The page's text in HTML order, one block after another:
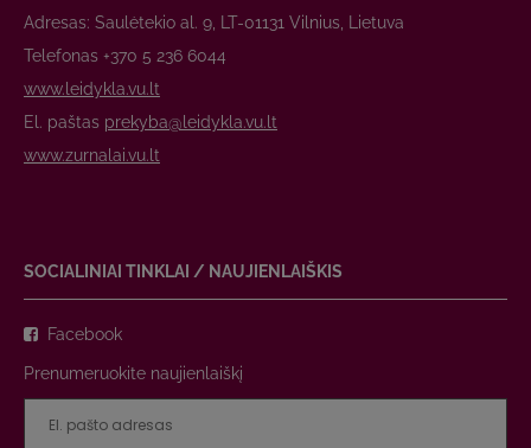
Adresas: Saulėtekio al. 9, LT-01131 Vilnius, Lietuva
Telefonas +370 5 236 6044
www.leidykla.vu.lt
El. paštas prekyba@leidykla.vu.lt
www.zurnalai.vu.lt
SOCIALINIAI TINKLAI / NAUJIENLAIŠKIS
Facebook
Prenumeruokite naujienlaiškį